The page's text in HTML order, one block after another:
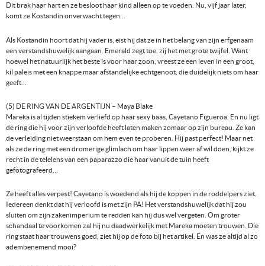
Dit brak haar hart en ze besloot haar kind alleen op te voeden. Nu, vijf jaar later,
komt ze Kostandin onverwacht tegen…
Als Kostandin hoort dat hij vader is, eist hij dat ze in het belang van zijn erfgenaam
een verstandshuwelijk aangaan. Emerald zegt toe, zij het met grote twijfel. Want
hoewel het natuurlijk het beste is voor haar zoon, vreest ze een leven in een groot,
kil paleis met een knappe maar afstandelijke echtgenoot, die duidelijk niets om haar
geeft…
(5) DE RING VAN DE ARGENTIJN – Maya Blake
Mareka is al tijden stiekem verliefd op haar sexy baas, Cayetano Figueroa. En nu ligt
de ring die hij voor zijn verloofde heeft laten maken zomaar op zijn bureau. Ze kan
de verleiding niet weerstaan om hem even te proberen. Hij past perfect! Maar net
als ze de ring met een dromerige glimlach om haar lippen weer af wil doen, kijkt ze
recht in de telelens van een paparazzo die haar vanuit de tuin heeft
gefotografeerd…
Ze heeft alles verpest! Cayetano is woedend als hij de koppen in de roddelpers ziet.
Iedereen denkt dat hij verloofd is met zijn PA! Het verstandshuwelijk dat hij zou
sluiten om zijn zakenimperium te redden kan hij dus wel vergeten. Om groter
schandaal te voorkomen zal hij nu daadwerkelijk met Mareka moeten trouwen. Die
ring staat haar trouwens goed, ziet hij op de foto bij het artikel. En was ze altijd al zo
adembenemend mooi?